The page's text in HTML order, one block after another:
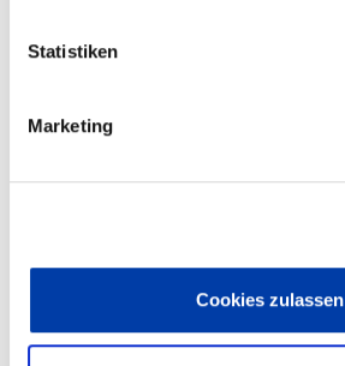
Statistiken
Marketing
Cookies zulassen
,
VORHABENBESCHREIBUNG: